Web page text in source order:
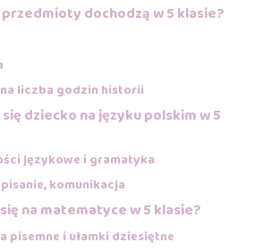
dochodzą w 5 klasie?
liczba godzin historii
dziecko na języku polskim w 5
językowe i gramatyka
komunikacja
na matematyce w 5 klasie?
pisemne i ułamki dziesiętne